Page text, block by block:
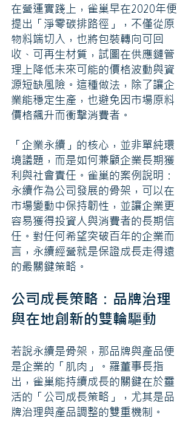
在營運實踐上，雀巢早在2020年便
提出「淨零碳排路徑」，不僅從原
物料端切入，也將包裝轉向可回
收、可再生材質，試圖在供應鏈管
理上降低未來可能的價格波動與資
源短缺風險。這種做法，除了讓企
業能穩定生產，也避免因市場原料
價格飆升而衝擊消費者。
「企業永續」的核心，並非單純環
境議題，而是如何兼顧企業長期獲
利與社會責任。雀巢的案例說明：
永續作為公司發展的骨架，可以在
市場變動中保持韌性，並讓企業更
容易獲得投資人與消費者的長期信
任。對任何希望突破百年的企業而
言，永續經營就是保證成長走得遠
的最關鍵策略。
公司成長策略：品牌治理
與在地創新的雙輪驅動
若說永續是骨架，那品牌與產品便
是企業的「肌肉」。羅董事長指
出，雀巢能持續成長的關鍵在於靈
活的「公司成長策略」，尤其是品
牌治理與產品調整的雙重機制。